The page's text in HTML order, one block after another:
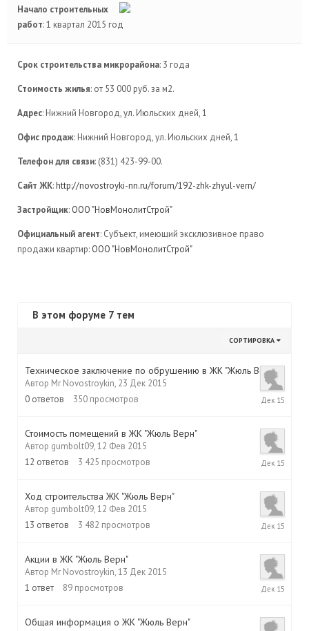
Начало строительных
работ: 1 квартал 2015 год
Срок строительства микрорайона: 3 года
Стоимость жилья: от 53 000 руб. за м2.
Адрес: Нижний Новгород, ул. Июльских дней, 1
Офис продаж: Нижний Новгород, ул. Июльских дней, 1
Телефон для связи: (831) 423-99-00.
Сайт ЖК:http://novostroyki-nn.ru/forum/192-zhk-zhyul-vern/
Застройщик: ООО "НовМонолитСтрой"
Официальный агент: Субъект, имеющий эксклюзивное право
продажи квартир: ООО "НовМонолитСтрой"
В этом форуме 7 тем
СОРТИРОВКА
Техническое заключение по обрушению в ЖК "Жюль Верн"
Автор Mr Novostroykin, 23 Дек 2015
0 ответов 350 просмотров
23
Дек
Стоимость помещений в ЖК "Жюль Верн"
Автор gumbolt09,12 Фев 2015
12 ответов 3 425 просмотров
23
Дек
Ход строительства ЖК "Жюль Верн"
Автор gumbolt09,12 Фев 2015
13 ответов 3 482 просмотров
18
Дек
Акции в ЖК "Жюль Верн"
Автор Mr Novostroykin,13 Дек 2015
1 ответ 89 просмотров
13
Дек
Общая информация о ЖК "Жюль Верн"